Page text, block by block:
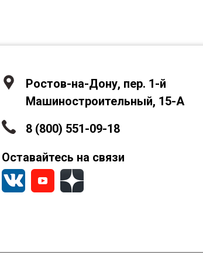
Ростов-на-Дону, пер. 1-й
Машиностроительный, 15-А
8 (800) 551-09-18
Оставайтесь на связи